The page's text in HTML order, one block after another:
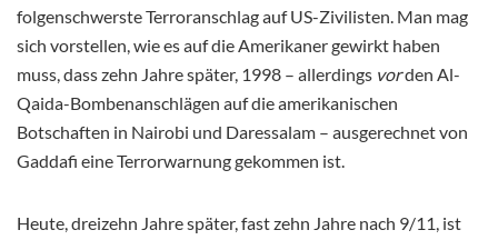
folgenschwerste Terroranschlag auf US-Zivilisten. Man mag
sich vorstellen, wie es auf die Amerikaner gewirkt haben
muss, dass zehn Jahre später, 1998 – allerdings vorden Al-
Qaida-Bombenanschlägen auf die amerikanischen
Botschaften in Nairobi und Daressalam – ausgerechnet von
Gaddafi eine Terrorwarnung gekommen ist.
Heute, dreizehn Jahre später, fast zehn Jahre nach 9/11, ist